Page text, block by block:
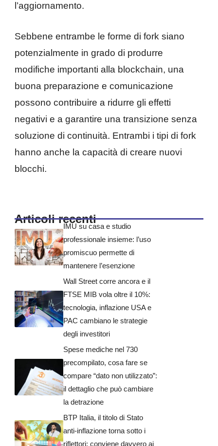
l’aggiornamento.
Sebbene entrambe le forme di fork siano
potenzialmente in grado di produrre
modifiche importanti alla blockchain, una
buona preparazione e comunicazione
possono contribuire a ridurre gli effetti
negativi e a garantire una transizione senza
soluzione di continuità. Entrambi i tipi di fork
hanno anche la capacità di creare nuovi
blocchi.
Articoli recenti
IMU su casa e studio
professionale insieme: l’uso
promiscuo permette di
mantenere l’esenzione
Wall Street corre ancora e il
FTSE MIB vola oltre il 10%:
tecnologia, inflazione USA e
PAC cambiano le strategie
degli investitori
Spese mediche nel 730
precompilato, cosa fare se
compare “dato non utilizzato”:
il dettaglio che può cambiare
la detrazione
BTP Italia, il titolo di Stato
anti-inflazione torna sotto i
riflettori: conviene davvero ai